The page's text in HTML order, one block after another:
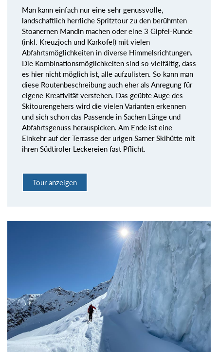
Man kann einfach nur eine sehr genussvolle,
landschaftlich herrliche Spritztour zu den berühmten
Stoanernen Mandln machen oder eine 3 Gipfel-Runde
(inkl. Kreuzjoch und Karkofel) mit vielen
Abfahrtsmöglichkeiten in diverse Himmelsrichtungen.
Die Kombinationsmöglichkeiten sind so vielfältig, dass
es hier nicht möglich ist, alle aufzulisten. So kann man
diese Routenbeschreibung auch eher als Anregung für
eigene Kreativität verstehen. Das geübte Auge des
Skitourengehers wird die vielen Varianten erkennen
und sich schon das Passende in Sachen Länge und
Abfahrtsgenuss herauspicken. Am Ende ist eine
Einkehr auf der Terrasse der urigen Sarner Skihütte mit
ihren Südtiroler Leckereien fast Pflicht.
Tour anzeigen